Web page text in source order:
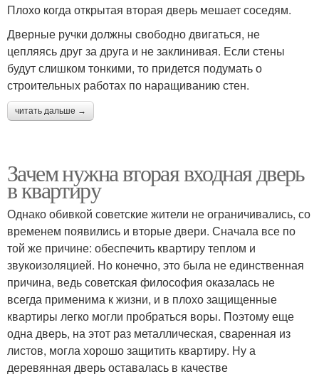
Плохо когда открытая вторая дверь мешает соседям.
Дверные ручки должны свободно двигаться, не
цепляясь друг за друга и не заклинивая. Если стены
будут слишком тонкими, то придется подумать о
строительных работах по наращиванию стен.
читать дальше →
Зачем нужна вторая входная дверь
в квартиру
Однако обивкой советские жители не ограничивались, со
временем появились и вторые двери. Сначала все по
той же причине: обеспечить квартиру теплом и
звукоизоляцией. Но конечно, это была не единственная
причина, ведь советская философия оказалась не
всегда применима к жизни, и в плохо защищенные
квартиры легко могли пробраться воры. Поэтому еще
одна дверь, на этот раз металлическая, сваренная из
листов, могла хорошо защитить квартиру. Ну а
деревянная дверь оставалась в качестве